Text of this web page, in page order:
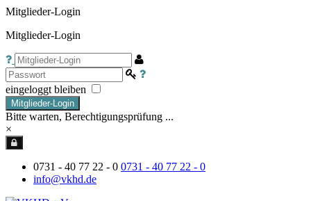
Mitglieder-Login
Mitglieder-Login
eingeloggt bleiben
Mitglieder-Login
Bitte warten, Berechtigungsprüfung ...
×
0731 - 40 77 22 - 0 0731 - 40 77 22 - 0
info@vkhd.de